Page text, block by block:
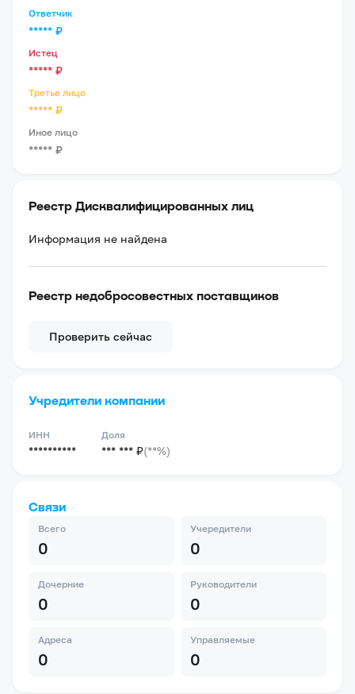
Ответчик
***** ₽
Истец
***** ₽
Третье лицо
***** ₽
Иное лицо
***** ₽
Реестр Дисквалифицированных лиц
Информация не найдена
Реестр недобросовестных поставщиков
Проверить сейчас
Учредители компании
ИНН
**********
Доля
*** *** ₽(**%)
Связи
Всего
0
Учередители
0
Дочерние
0
Руководители
0
Адреса
0
Управляемые
0